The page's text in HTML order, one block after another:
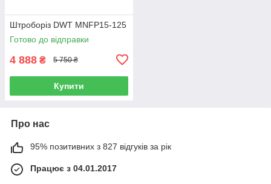
Штроборіз DWT MNFP15-125
Готово до відправки
4 888 ₴ 5 750 ₴
Купити
Про нас
95% позитивних з 827 відгуків за рік
Працює з 04.01.2017